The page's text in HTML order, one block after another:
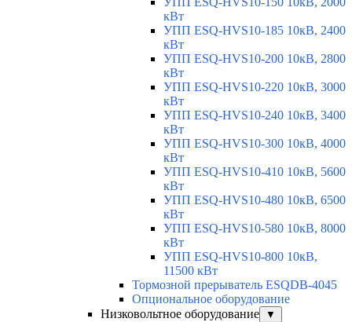
кВт
УПП ESQ-HVS10-185 10кВ, 2400
кВт
УПП ESQ-HVS10-200 10кВ, 2800
кВт
УПП ESQ-HVS10-220 10кВ, 3000
кВт
УПП ESQ-HVS10-240 10кВ, 3400
кВт
УПП ESQ-HVS10-300 10кВ, 4000
кВт
УПП ESQ-HVS10-410 10кВ, 5600
кВт
УПП ESQ-HVS10-480 10кВ, 6500
кВт
УПП ESQ-HVS10-580 10кВ, 8000
кВт
УПП ESQ-HVS10-800 10кВ,
11500 кВт
Тормозной прерыватель ESQDB-4045
Опциональное оборудование
Низковольтное оборудование
▼